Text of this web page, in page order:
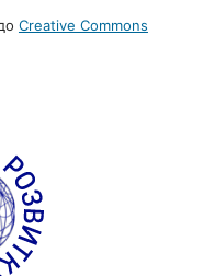
Creative Commons